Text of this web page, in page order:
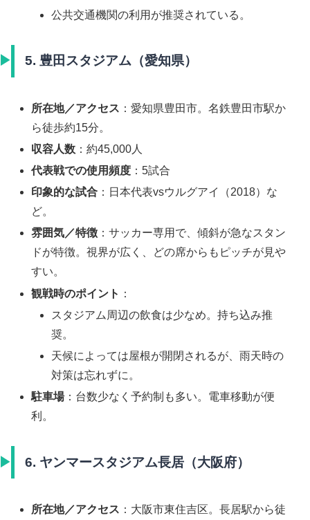
公共交通機関の利用が推奨されている。
5. 豊田スタジアム（愛知県）
所在地／アクセス ：愛知県豊田市。名鉄豊田市駅か
ら徒歩約15分。
収容人数 ：約45,000人
代表戦での使用頻度 ：5試合
印象的な試合 ：日本代表vsウルグアイ（2018）な
ど。
雰囲気／特徴 ：サッカー専用で、傾斜が急なスタン
ドが特徴。視界が広く、どの席からもピッチが見や
すい。
観戦時のポイント ：
スタジアム周辺の飲食は少なめ。持ち込み推
奨。
天候によっては屋根が開閉されるが、雨天時の
対策は忘れずに。
駐車場：台数少なく予約制も多い。電車移動が便
利。
6. ヤンマースタジアム長居（大阪府）
所在地／アクセス ：大阪市東住吉区。長居駅から徒